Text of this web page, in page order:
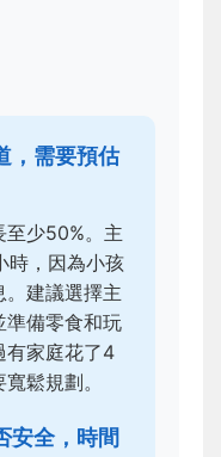
，需要預估
至少50%。主
時，因為小孩
。建議選擇主
準備零食和玩
有家庭花了4
鬆規劃。
安全，時間